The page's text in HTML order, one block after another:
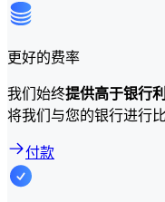
更好的费率
我们始终提供高于银行
将我们与您的银行进行
付款